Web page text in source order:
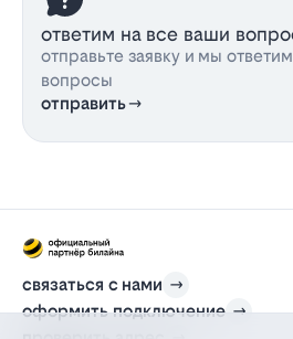
ответим на все ваши
отправьте заявку и мы
вопросы
отправить
связаться с нами
оформить подключение